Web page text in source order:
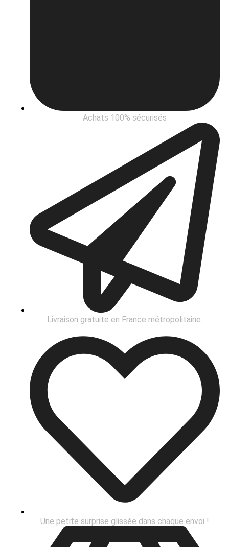
Achats 100% sécurisés
Livraison gratuite en France métropolitaine.
Une petite surprise glissée dans chaque envoi !